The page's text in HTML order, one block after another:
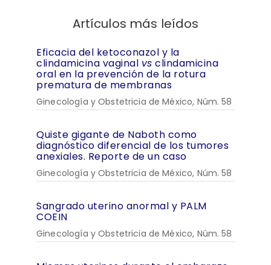
Artículos más leídos
Eficacia del ketoconazol y la
clindamicina vaginal vs clindamicina
oral en la prevención de la rotura
prematura de membranas
Ginecología y Obstetricia de México, Núm. 58
Quiste gigante de Naboth como
diagnóstico diferencial de los tumores
anexiales. Reporte de un caso
Ginecología y Obstetricia de México, Núm. 58
Sangrado uterino anormal y PALM
COEIN
Ginecología y Obstetricia de México, Núm. 58